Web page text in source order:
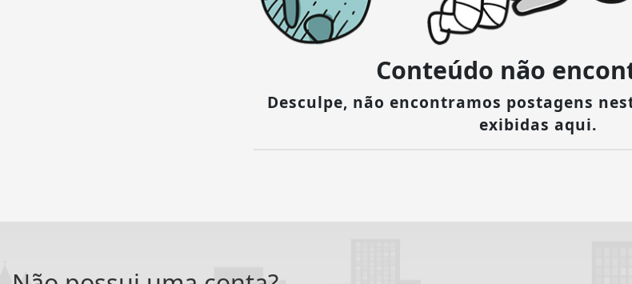
Conteúdo não
Desculpe, não encontramos postagens
exibidas aqui.